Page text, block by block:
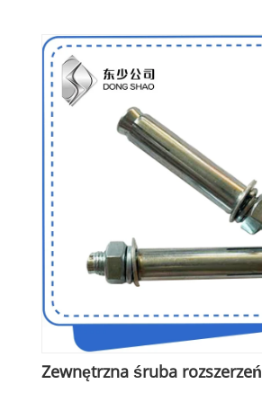
Zewnętrzna śruba rozszerzeń